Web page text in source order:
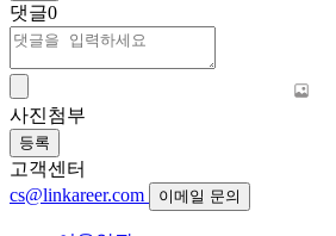
댓글0
사진첨부
등록
고객센터
cs@linkareer.com
이메일 문의